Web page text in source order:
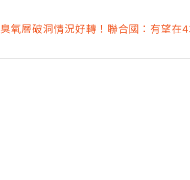
臭氧層破洞情況好轉！聯合國：有望在